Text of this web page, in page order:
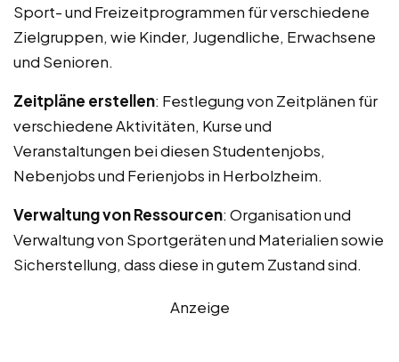
Sport- und Freizeitprogrammen für verschiedene
Zielgruppen, wie Kinder, Jugendliche, Erwachsene
und Senioren.
Zeitpläne erstellen: Festlegung von Zeitplänen für
verschiedene Aktivitäten, Kurse und
Veranstaltungen bei diesen Studentenjobs,
Nebenjobs und Ferienjobs in Herbolzheim.
Verwaltung von Ressourcen: Organisation und
Verwaltung von Sportgeräten und Materialien sowie
Sicherstellung, dass diese in gutem Zustand sind.
Anzeige